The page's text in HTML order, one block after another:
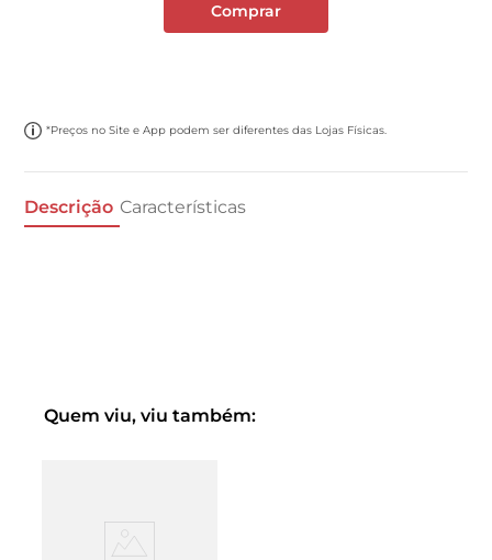
Comprar
*Preços no Site e App podem ser diferentes das Lojas Físicas.
Descrição Características
Quem viu, viu também: